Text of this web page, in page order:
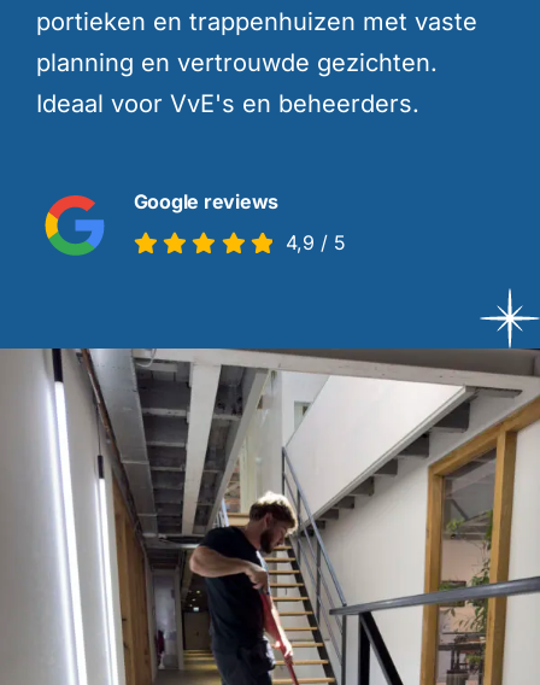
Over ons
Contact
portieken en trappenhuizen met vaste
planning en vertrouwde gezichten.
Ideaal voor VvE's en beheerders.
Google reviews
4,9 / 5